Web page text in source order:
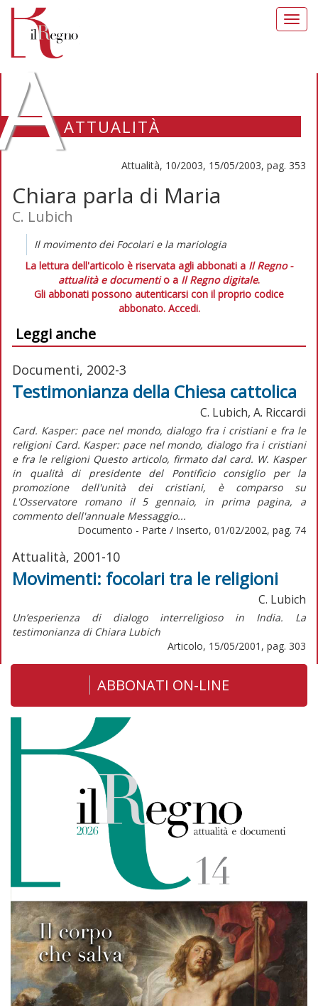
ATTUALITÀ
Attualità, 10/2003, 15/05/2003, pag. 353
Chiara parla di Maria
C. Lubich
Il movimento dei Focolari e la mariologia
La lettura dell'articolo è riservata agli abbonati a Il Regno -
attualità e documentio a Il Regno digitale.
Gli abbonati possono autenticarsi con il proprio codice
abbonato. Accedi.
Leggi anche
Documenti, 2002-3
Testimonianza della Chiesa cattolica
C. Lubich, A. Riccardi
Card. Kasper: pace nel mondo, dialogo fra i cristiani e fra le
religioni Card. Kasper: pace nel mondo, dialogo fra i cristiani
e fra le religioni Questo articolo, firmato dal card. W. Kasper
in qualità di presidente del Pontificio consiglio per la
promozione dell'unità dei cristiani, è comparso su
L'Osservatore romano il 5 gennaio, in prima pagina, a
commento dell'annuale Messaggio...
Documento - Parte / Inserto, 01/02/2002, pag. 74
Attualità, 2001-10
Movimenti: focolari tra le religioni
C. Lubich
Un’esperienza di dialogo interreligioso in India. La
testimonianza di Chiara Lubich
Articolo, 15/05/2001, pag. 303
ABBONATI ON-LINE